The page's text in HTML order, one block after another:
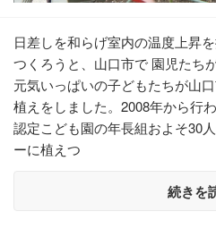
日差しを和らげ室内の温度上昇
つくろうと、山口市で 園児たち
元気いっぱいの子どもたちが山
植えをしました。2008年から行
認定こども園の年長組およそ30
ーに植えつ
続きを